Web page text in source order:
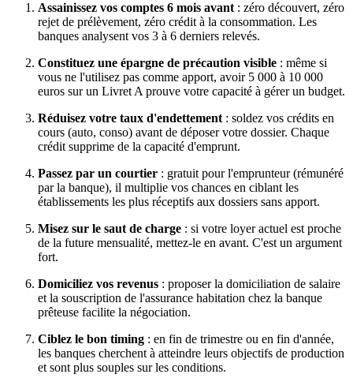
Assainissez vos comptes 6 mois avant : zéro découvert, zéro
rejet de prélèvement, zéro crédit à la consommation. Les
banques analysent vos 3 à 6 derniers relevés.
Constituez une épargne de précaution visible : même si
vous ne l'utilisez pas comme apport, avoir 5 000 à 10 000
euros sur un Livret A prouve votre capacité à gérer un budget.
Réduisez votre taux d'endettement : soldez vos crédits en
cours (auto, conso) avant de déposer votre dossier. Chaque
crédit supprime de la capacité d'emprunt.
Passez par un courtier : gratuit pour l'emprunteur (rémunéré
par la banque), il multiplie vos chances en ciblant les
établissements les plus réceptifs aux dossiers sans apport.
Misez sur le saut de charge : si votre loyer actuel est proche
de la future mensualité, mettez-le en avant. C'est un argument
fort.
Domiciliez vos revenus : proposer la domiciliation de salaire
et la souscription de l'assurance habitation chez la banque
prêteuse facilite la négociation.
Ciblez le bon timing : en fin de trimestre ou en fin d'année,
les banques cherchent à atteindre leurs objectifs de production
et sont plus souples sur les conditions.